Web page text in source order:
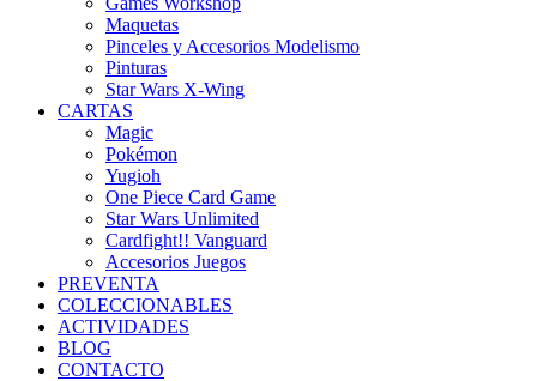
Maquetas
Pinceles y Accesorios Modelismo
Pinturas
Star Wars X-Wing
CARTAS
Magic
Pokémon
Yugioh
One Piece Card Game
Star Wars Unlimited
Cardfight!! Vanguard
Accesorios Juegos
PREVENTA
COLECCIONABLES
ACTIVIDADES
BLOG
CONTACTO